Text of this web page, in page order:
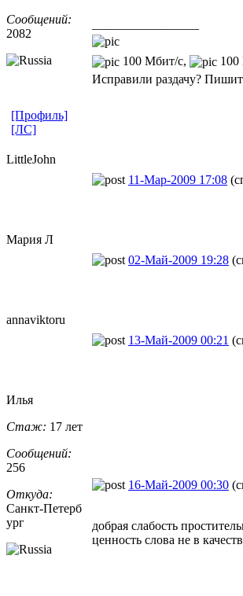
Сообщений:
2082
100 Мбит/с,
100
Исправили раздачу?
[Профиль]
[ЛС]
LittleJohn
11-Мар-2009 17:08
Мария Л
02-Май-2009 19:28
annaviktoru
13-Май-2009 00:21
Илья
Стаж: 17 лет
Сообщений:
256
Откуда:
Санкт-Петерб
ург
16-Май-2009 00:30
добрая слабость
ценность слова не в